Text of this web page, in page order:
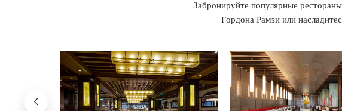
Забронируйте популярные
Гордона Рамзи или